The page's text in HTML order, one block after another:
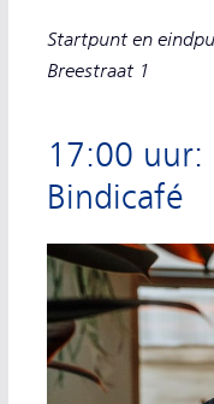
Startpunt en
Breestraat 1
17:00
Bindicafé